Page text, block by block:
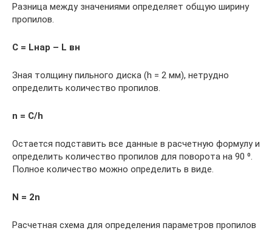
Разница между значениями определяет общую ширину
пропилов.
С = Lнар – L вн
Зная толщину пильного диска (h = 2 мм), нетрудно
определить количество пропилов.
n = C/h
Остается подставить все данные в расчетную формулу и
определить количество пропилов для поворота на 90 ⁰.
Полное количество можно определить в виде.
N = 2n
Расчетная схема для определения параметров пропилов